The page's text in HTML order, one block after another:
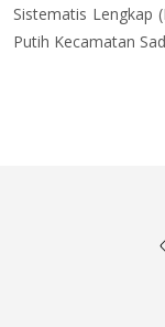
Sistematis Lengkap
Putih Kecamatan